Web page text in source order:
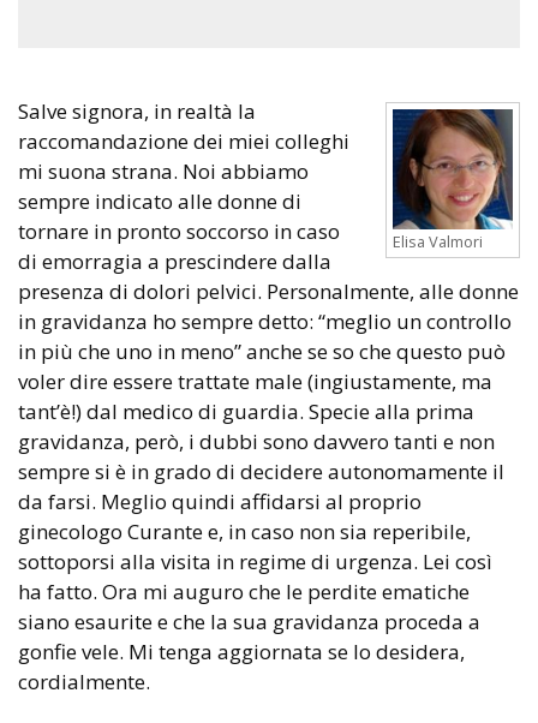
Elisa Valmori
Salve signora, in realtà la
raccomandazione dei miei colleghi
mi suona strana. Noi abbiamo
sempre indicato alle donne di
tornare in pronto soccorso in caso
di emorragia a prescindere dalla
presenza di dolori pelvici. Personalmente, alle donne
in gravidanza ho sempre detto: “meglio un controllo
in più che uno in meno” anche se so che questo può
voler dire essere trattate male (ingiustamente, ma
tant’è!) dal medico di guardia. Specie alla prima
gravidanza, però, i dubbi sono davvero tanti e non
sempre si è in grado di decidere autonomamente il
da farsi. Meglio quindi affidarsi al proprio
ginecologo Curante e, in caso non sia reperibile,
sottoporsi alla visita in regime di urgenza. Lei così
ha fatto. Ora mi auguro che le perdite ematiche
siano esaurite e che la sua gravidanza proceda a
gonfie vele. Mi tenga aggiornata se lo desidera,
cordialmente.